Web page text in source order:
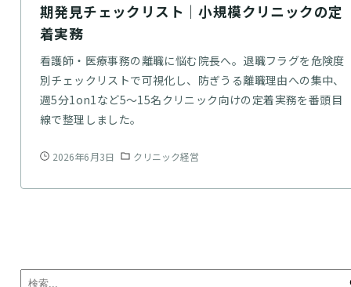
期発見チェックリスト｜小規模クリニックの定
着実務
看護師・医療事務の離職に悩む院長へ。退職フラグを危険度
別チェックリストで可視化し、防ぎうる離職理由への集中、
週5分1on1など5〜15名クリニック向けの定着実務を番頭目
線で整理しました。
2026年6月3日 クリニック経営